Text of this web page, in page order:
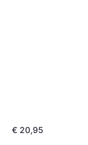
€ 20,95